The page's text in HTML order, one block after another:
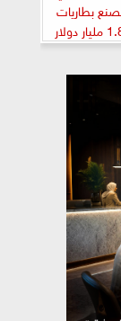
بطاريات
تخزين للطاقة بقيمة 1.8 مليار دولار
المقبل